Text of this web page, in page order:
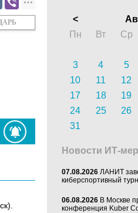
<
Пн
Вт Ср
3
4 5
10
11 12
17
18 19
24
25 26
31
Новости ИТ-
07.08.2026 ЛАНИТ
киберспортивный
06.08.2026 В Москве
конференция Kuber